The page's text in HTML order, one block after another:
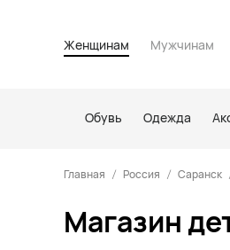
Женщинам Мужчинам
Обувь Одежда
Главная Россия Саранск
Магазин